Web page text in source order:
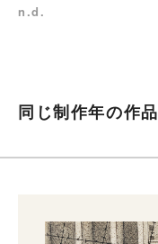
n.d.
同じ制作年の作品